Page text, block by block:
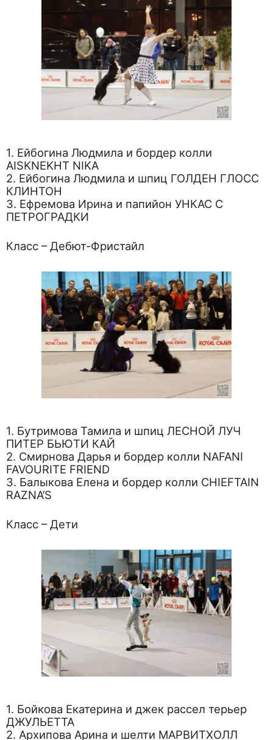
1. Ейбогина Людмила и бордер колли
AISKNEKHT NIKA
2. Ейбогина Людмила и шпиц ГОЛДЕН ГЛОСС
КЛИНТОН
3. Ефремова Ирина и папийон УНКАС С
ПЕТРОГРАДКИ
Класс – Дебют-Фристайл
1. Бутримова Тамила и шпиц ЛЕСНОЙ ЛУЧ
ПИТЕР БЬЮТИ КАЙ
2. Смирнова Дарья и бордер колли NAFANI
FAVOURITE FRIEND
3. Балыкова Елена и бордер колли CHIEFTAIN
RAZNA’S
Класс – Дети
1. Бойкова Екатерина и джек рассел терьер
ДЖУЛЬЕТТА
2. Архипова Арина и шелти МАРВИТХОЛЛ